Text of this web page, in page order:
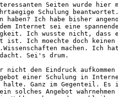
Seiten wurde hier
Schulung
haben? Ich habe bisher
Internet sei eine
Ich wusste nicht, dass
ist. Ich moechte doch
machen. Ich
Sei's drum.
nicht den Eindruck
einer Schulung in
Ganz im Gegenteil.
solches Angebot wahrnehmen